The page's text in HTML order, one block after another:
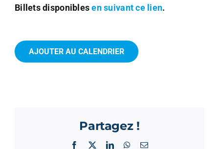
Billets disponiblesen suivant ce lien.
AJOUTER AU CALENDRIER
Partagez !
Facebook
X LinkedInWhatsApp
Email